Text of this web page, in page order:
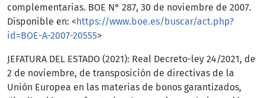
complementarias. BOE N° 287, 30 de noviembre de 2007.
Disponible en: < https://www.boe.es/buscar/act.php?
id=BOE-A-2007-20555>
JEFATURA DEL ESTADO (2021): Real Decreto-ley 24/2021, de
2 de noviembre, de transposición de directivas de la
Unión Europea en las materias de bonos garantizados,